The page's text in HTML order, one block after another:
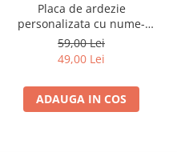
Placa de ardezie
personalizata cu nume-
Mihaela
59,00 Lei
49,00 Lei
ADAUGA IN COS